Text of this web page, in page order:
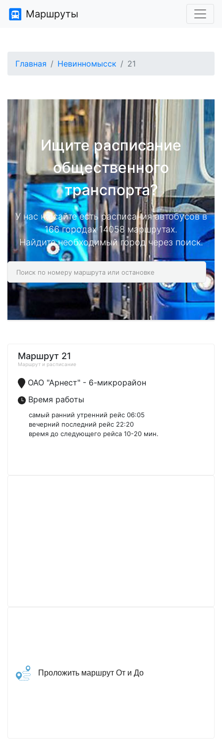
Маршруты
Главная Невинномысск 21
Ищите расписание
общественного
транспорта?
У нас на сайте есть расписания автобусов в
166 городах 14058 маршрутах.
Найдите необходимый город через поиск.
Маршрут 21
Маршрут и расписание
ОАО "Арнест" - 6-микрорайон
Время работы
самый ранний утренний рейс 06:05
вечерний последний рейс 22:20
время до следующего рейса 10-20 мин.
Проложить маршрут От и До